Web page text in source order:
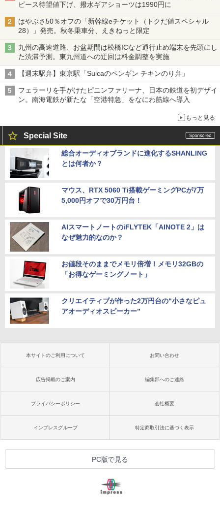
ピース待望値下げ、撥水ギアショーツは1990円に
はやぶさ50％オフの「新幹線eチケット（トクだ値スペシャル
28）」発売。秋冬乗車分、えきねっと限定
九州の高速道路、お盆期間は松橋ICなど通行止め端末を先頭にし
た渋滞予測。東九州道への迂回は料金調整を実施
【週末駅弁】東京駅「Suicaのペンギン チキンのり弁」
フェラーリを手がけたピニンファリーナ、日本の鉄道を初デザイ
ン。南海電鉄が新たな「空港特急」をなにわ筋線へ導入
もっと見る
Special Site
総合オーディオブランドに進化するSHANLING
とは何者か？
マウス、RTX 5060 Ti搭載ゲーミングPCが7万
5,000円オフで30万円台！
AIスマートノートのiFLYTEK「AINOTE 2」は
なぜ魅力的なのか？
お値段そのままでメモリ倍増！メモリ32GBの
「お得なゲーミングノート」
クリエイティブが作った2万円台の“小さなピュ
アオーディオスピーカー”
本サイトのご利用について お問い合わせ
広告掲載のご案内 編集部へのご連絡
プライバシーポリシー 会社概要
インプレスグループ 特定商取引法に基づく表示
PC版で見る